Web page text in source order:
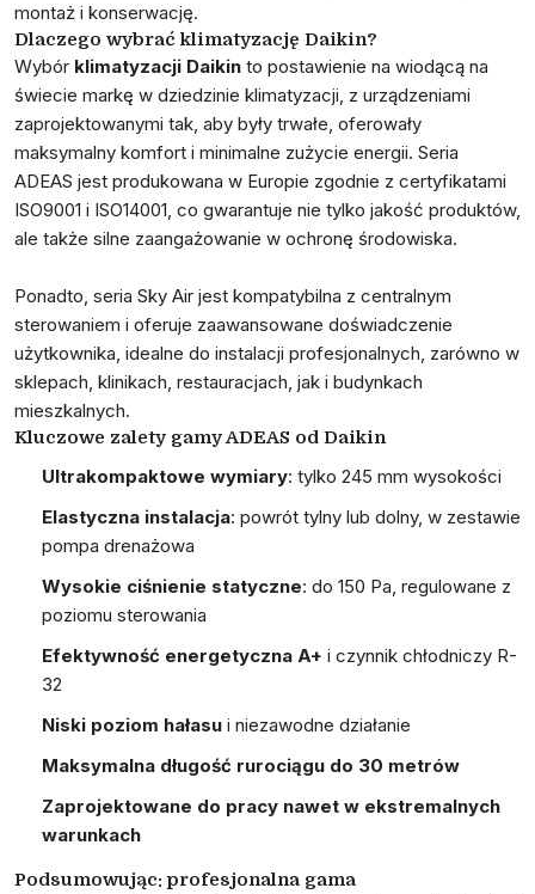
montaż i konserwację.
Dlaczego wybrać klimatyzację Daikin?
Wybór klimatyzacji Daikin to postawienie na wiodącą na
świecie markę w dziedzinie klimatyzacji, z urządzeniami
zaprojektowanymi tak, aby były trwałe, oferowały
maksymalny komfort i minimalne zużycie energii. Seria
ADEAS jest produkowana w Europie zgodnie z certyfikatami
ISO9001 i ISO14001, co gwarantuje nie tylko jakość produktów,
ale także silne zaangażowanie w ochronę środowiska.
Ponadto, seria Sky Air jest kompatybilna z centralnym
sterowaniem i oferuje zaawansowane doświadczenie
użytkownika, idealne do instalacji profesjonalnych, zarówno w
sklepach, klinikach, restauracjach, jak i budynkach
mieszkalnych.
Kluczowe zalety gamy ADEAS od Daikin
Ultrakompaktowe wymiary: tylko 245 mm wysokości
Elastyczna instalacja: powrót tylny lub dolny, w zestawie
pompa drenażowa
Wysokie ciśnienie statyczne: do 150 Pa, regulowane z
poziomu sterowania
Efektywność energetyczna A+ i czynnik chłodniczy R-
32
Niski poziom hałasu i niezawodne działanie
Maksymalna długość rurociągu do 30 metrów
Zaprojektowane do pracy nawet w ekstremalnych
warunkach
Podsumowując: profesjonalna gama